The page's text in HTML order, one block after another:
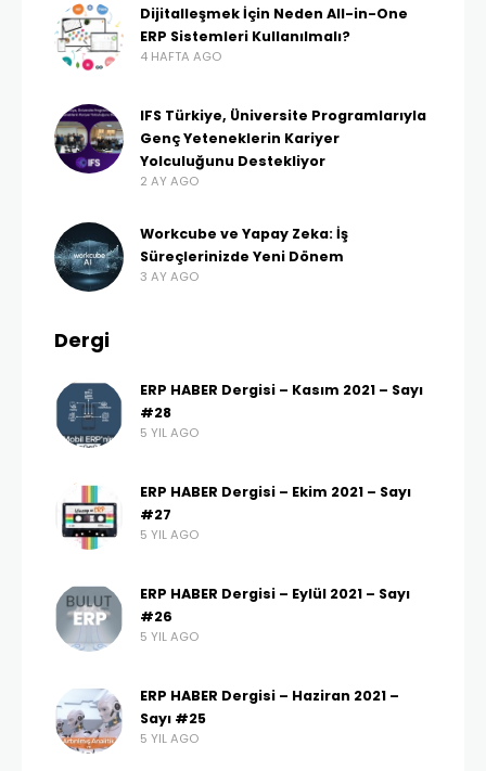
Dijitalleşmek İçin Neden All-in-One
ERP Sistemleri Kullanılmalı?
4 HAFTA AGO
IFS Türkiye, Üniversite Programlarıyla
Genç Yeteneklerin Kariyer
Yolculuğunu Destekliyor
2 AY AGO
Workcube ve Yapay Zeka: İş
Süreçlerinizde Yeni Dönem
3 AY AGO
Dergi
ERP HABER Dergisi – Kasım 2021 – Sayı
#28
5 YIL AGO
ERP HABER Dergisi – Ekim 2021 – Sayı
#27
5 YIL AGO
ERP HABER Dergisi – Eylül 2021 – Sayı
#26
5 YIL AGO
ERP HABER Dergisi – Haziran 2021 –
Sayı #25
5 YIL AGO